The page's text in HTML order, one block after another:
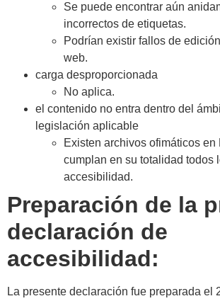
Se puede encontrar aún
incorrectos de etiquetas.
Podrían existir fallos de
web.
carga desproporcionada
No aplica.
el contenido no entra dentro del
legislación aplicable
Existen archivos ofimáticos en
cumplan en su totalidad todos
accesibilidad.
Preparación de la
declaración de
accesibilidad:
La presente declaración fue preparada el